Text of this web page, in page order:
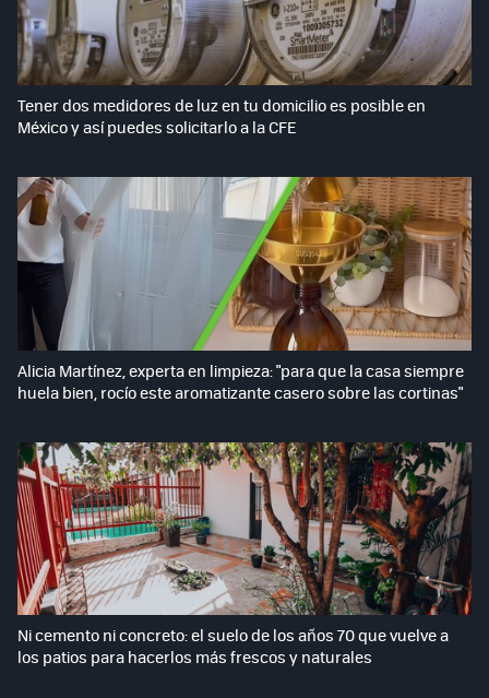
Tener dos medidores de luz en tu domicilio es posible en
México y así puedes solicitarlo a la CFE
Alicia Martínez, experta en limpieza: "para que la casa siempre
huela bien, rocío este aromatizante casero sobre las cortinas"
Ni cemento ni concreto: el suelo de los años 70 que vuelve a
los patios para hacerlos más frescos y naturales